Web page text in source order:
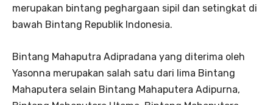
merupakan bintang peghargaan sipil dan setingkat di
bawah Bintang Republik Indonesia.
Bintang Mahaputra Adipradana yang diterima oleh
Yasonna merupakan salah satu dari lima Bintang
Mahaputera selain Bintang Mahaputera Adipurna,